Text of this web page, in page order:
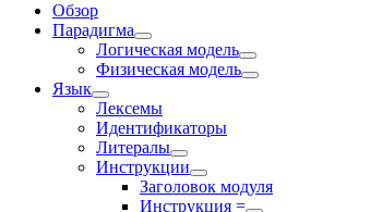
Обзор
Парадигма
Логическая модель
Физическая модель
Язык
Лексемы
Идентификаторы
Литералы
Инструкции
Заголовок модуля
Инструкция =